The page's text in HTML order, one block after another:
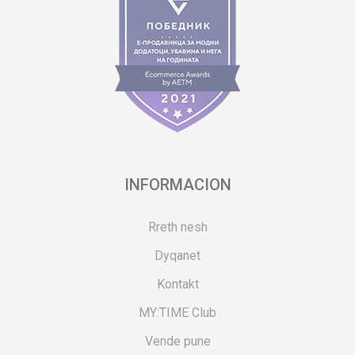
INFORMACION
Rreth nesh
Dyqanet
Kontakt
MY:TIME Club
Vende pune